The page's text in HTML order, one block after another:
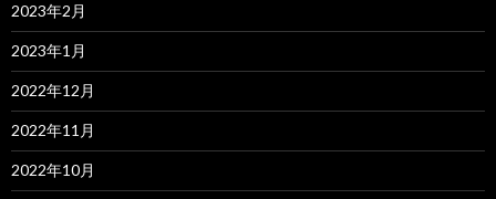
2023年2月
2023年1月
2022年12月
2022年11月
2022年10月